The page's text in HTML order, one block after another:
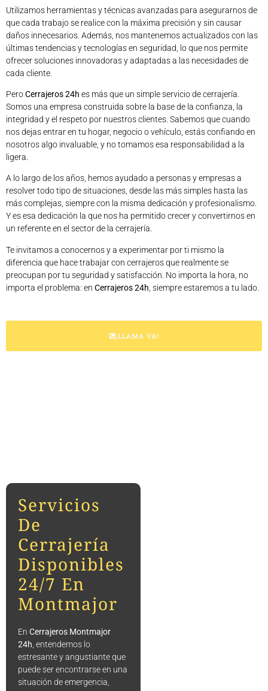
Utilizamos herramientas y técnicas avanzadas para asegurarnos de
que cada trabajo se realice con la máxima precisión y sin causar
daños innecesarios. Además, nos mantenemos actualizados con las
últimas tendencias y tecnologías en seguridad, lo que nos permite
ofrecer soluciones innovadoras y adaptadas a las necesidades de
cada cliente.
PeroCerrajeros 24h es más que un simple servicio de cerrajería.
Somos una empresa construida sobre la base de la confianza, la
integridad y el respeto por nuestros clientes. Sabemos que cuando
nos dejas entrar en tu hogar, negocio o vehículo, estás confiando en
nosotros algo invaluable, y no tomamos esa responsabilidad a la
ligera.
A lo largo de los años, hemos ayudado a personas y empresas a
resolver todo tipo de situaciones, desde las más simples hasta las
más complejas, siempre con la misma dedicación y profesionalismo.
Y es esa dedicación la que nos ha permitido crecer y convertirnos en
un referente en el sector de la cerrajería.
Te invitamos a conocernos y a experimentar por ti mismo la
diferencia que hace trabajar con cerrajeros que realmente se
preocupan por tu seguridad y satisfacción. No importa la hora, no
importa el problema: en Cerrajeros 24h , siempre estaremos a tu lado.
¡LLAMA YA!
Servicios
De
Cerrajería
Disponibles
24/7 En
Montmajor
En Cerrajeros Montmajor
24h, entendemos lo
estresante y angustiante que
puede ser encontrarse en una
situación de emergencia,